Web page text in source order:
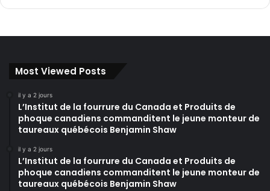
Most Viewed Posts
il y a 2 jours
L’Institut de la fourrure du Canada et Produits de
phoque canadiens commanditent le jeune monteur de
taureaux québécois Benjamin Shaw
il y a 2 jours
L’Institut de la fourrure du Canada et Produits de
phoque canadiens commanditent le jeune monteur de
taureaux québécois Benjamin Shaw